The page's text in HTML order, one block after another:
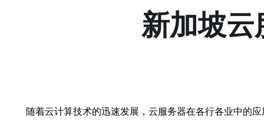
新加坡云
随着云计算技术的迅速发展，云服务器在各行各业中的